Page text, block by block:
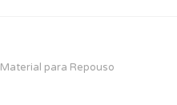
Material para Repouso